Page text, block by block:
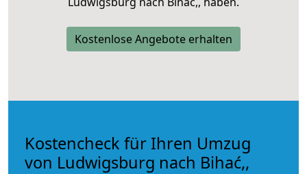
Kostenlose Angebote erhalten
Kostencheck für Ihren Umzug
von Ludwigsburg nach Bihać,,